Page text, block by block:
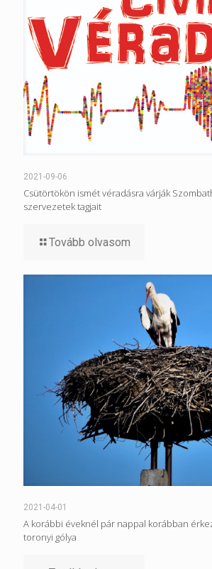
2021-09-06
Csütörtökön ismét véradásra várják
szervezetek tagjait
Tovább olvasom
2021-04-01
A korábbi éveknél pár nappal korábban
toronyi gólya